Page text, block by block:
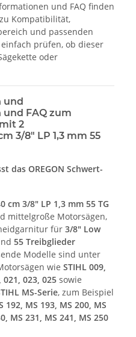
und FAQ finden
Kompatibilität,
und passenden
prüfen, ob dieser
oder
und
FAQ zum
2
3/8" LP 1,3 mm 55
das OREGON Schwert-
cm 3/8" LP 1,3 mm 55 TG
mittelgroße Motorsägen,
für 3/8" Low
55 Treibglieder
Modelle sind unter
wie STIHL 009,
021, 023, 025 sowie
MS-Serie, zum Beispiel
192, MS 193, MS 200, MS
MS 231, MS 241, MS 250